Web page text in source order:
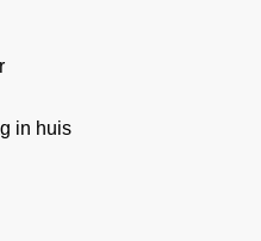
in huis